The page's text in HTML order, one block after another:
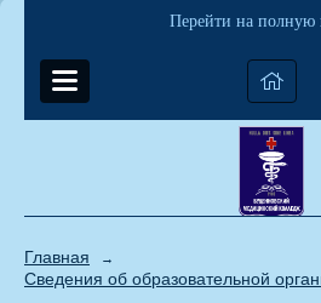
Перейти на полную
Главная →
Сведения об образовательной